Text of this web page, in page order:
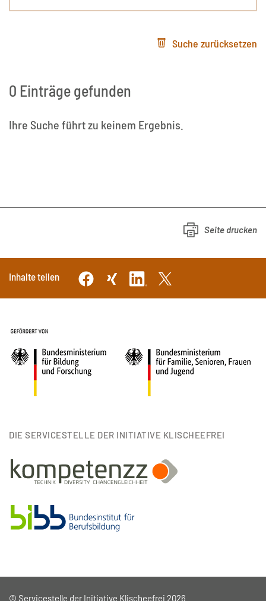
Suche zurücksetzen
0 Einträge gefunden
Ihre Suche führt zu keinem Ergebnis.
Seite drucken
Inhalte teilen
DIE SERVICESTELLE DER INITIATIVE KLISCHEEFREI
© Servicestelle der Initiative Klischeefrei 2026